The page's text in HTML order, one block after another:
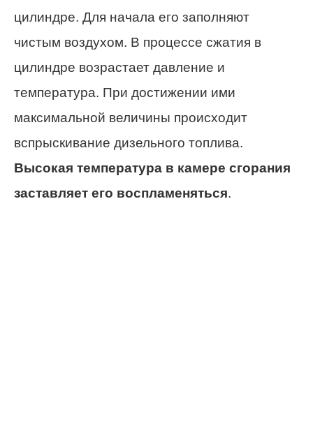
цилиндре. Для начала его заполняют
чистым воздухом. В процессе сжатия в
цилиндре возрастает давление и
температура. При достижении ими
максимальной величины происходит
вспрыскивание дизельного топлива.
Высокая температура в камере сгорания
заставляет его воспламеняться.